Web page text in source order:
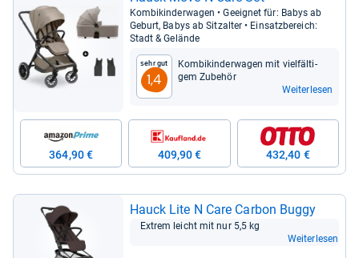
Kom­bi­kin­der­wa­gen • Geeig­net für: Babys ab
Geburt, Babys ab Sitz­al­ter • Ein­satz­be­reich:
Stadt & Gelände
Sehr gut
1,4
Kom­bi­kin­der­wa­gen mit viel­fäl­ti­
gem Zube­hör
Weiterlesen
364,90 € 409,90 € 432,40 €
Hauck Lite N Care Car­bon Buggy
Extrem leicht mit nur 5,5 kg
Weiterlesen